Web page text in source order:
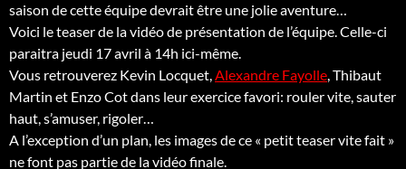
saison de cette équipe devrait être une jolie aventure…
Voici le teaser de la vidéo de présentation de l’équipe. Celle-ci
paraitra jeudi 17 avril à 14h ici-même.
Vous retrouverez Kevin Locquet,Alexandre Fayolle, Thibaut
Martin et Enzo Cot dans leur exercice favori: rouler vite, sauter
haut, s’amuser, rigoler…
A l’exception d’un plan, les images de ce « petit teaser vite fait »
ne font pas partie de la vidéo finale.